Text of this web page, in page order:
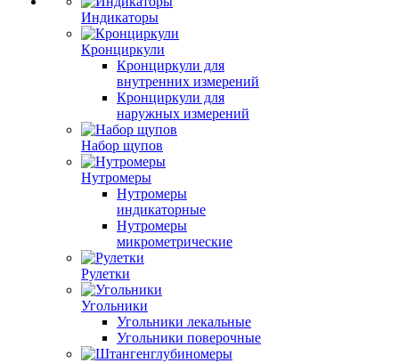
Индикаторы
Кронциркули
Кронциркули для
внутренних измерений
Кронциркули для
наружных измерений
Набор щупов
Нутромеры
Нутромеры
индикаторные
Нутромеры
микрометрические
Рулетки
Угольники
Угольники лекальные
Угольники поверочные